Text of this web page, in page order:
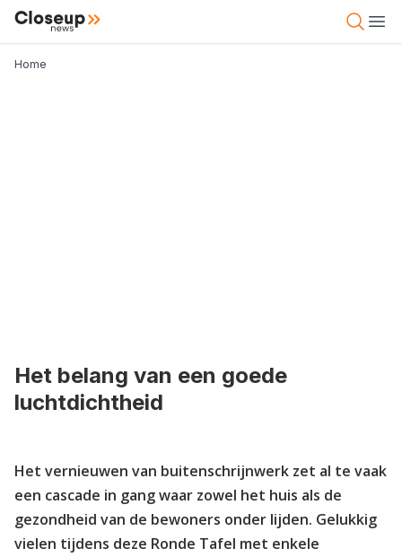
Overslaan
Close Up News
Open
Kruimelpad
Home
Het belang van een goede
luchtdichtheid
Het vernieuwen van buitenschrijnwerk zet al te vaak
een cascade in gang waar zowel het huis als de
gezondheid van de bewoners onder lijden. Gelukkig
vielen tijdens deze Ronde Tafel met enkele